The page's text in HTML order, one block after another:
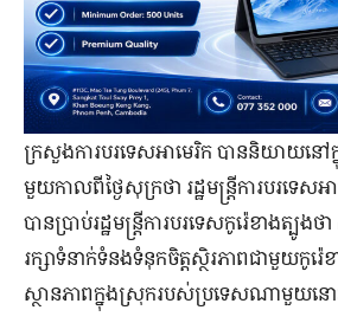
ក្រសួងការបរទេសអាមេរិក បាននិយាយនៅក្
មួយកាលពីថ្ងៃសុក្រថា រដ្ឋមន្ត្រីការបរទេសអ
បានប្រាប់រដ្ឋមន្ត្រីការបរទេសកូរ៉េខាងត្បូង
រក្សាទំនាក់ទំនងទំនុកចិត្តស្ថិរភាពជាមួយកូ
ស្ថានភាពក្នុងស្រុករបស់ប្រទេសណាមួយនោ